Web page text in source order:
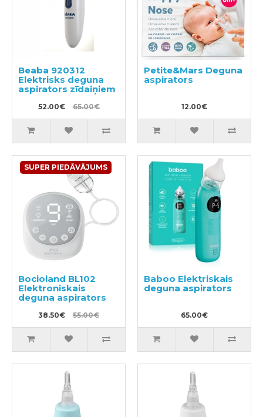
Beaba 920312
Elektrisks deguna
aspirators zīdaiņiem
52.00€ 65.00€
Petite&Mars Deguna
aspirators
12.00€
SUPER PIEDĀVĀJUMS
Bocioland BL102
Elektroniskais
deguna aspirators
38.50€ 55.00€
Baboo Elektriskais
deguna aspirators
65.00€